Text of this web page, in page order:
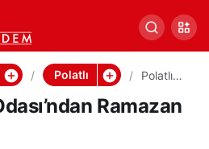
Polatlı
Polatlı
Odası’nd
an
Ramazan
Paylaş